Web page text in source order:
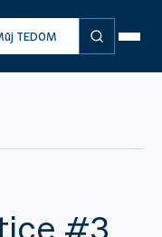
TEDOM Vyhledávání
#3